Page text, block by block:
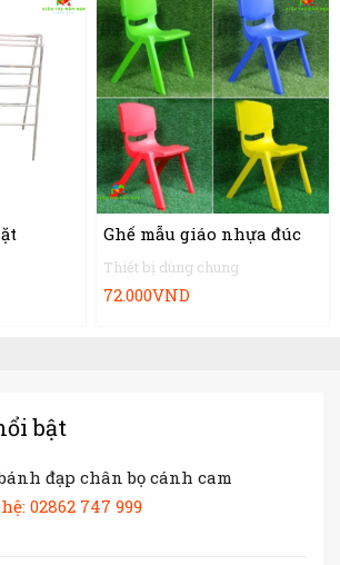
Thiết bị dùng chung
Ghế mẫu giáo nhựa đúc
72.000VND
bật
đạp chân bọ cánh cam
02862 747 999